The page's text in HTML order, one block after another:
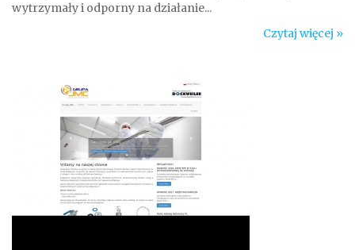
wytrzymały i odporny na działanie...
Czytaj więcej »